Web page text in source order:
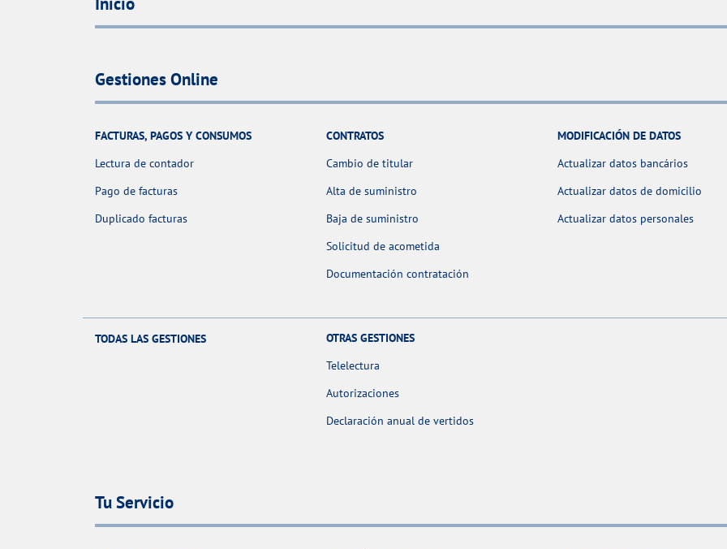
Gestiones Online
FACTURAS, PAGOS Y CONSUMOS
Lectura de contador
Pago de facturas
Duplicado facturas
CONTRATOS
Cambio de titular
Alta de suministro
Baja de suministro
Solicitud de acometida
Documentación contratación
MODIFICACIÓN DE DATOS
Actualizar datos bancários
Actualizar datos de domicilio
Actualizar datos personales
TODAS LAS GESTIONES
OTRAS GESTIONES
Telelectura
Autorizaciones
Declaración anual de vertidos
Tu Servicio